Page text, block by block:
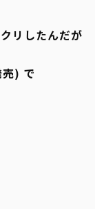
リしたんだが
) で